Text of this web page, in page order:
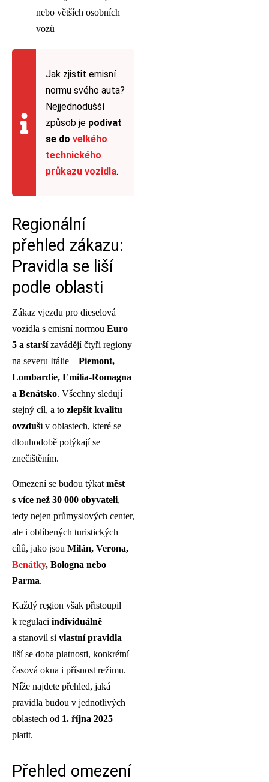
nebo větších osobních
vozů
Jak zjistit emisní
normu svého auta?
Nejjednodušší
způsob je podívat
se do velkého
technického
průkazu vozidla.
Regionální
přehled zákazu:
Pravidla se liší
podle oblasti
Zákaz vjezdu pro dieselová
vozidla s emisní normou Euro
5 a staršízavádějí čtyři regiony
na severu Itálie – Piemont,
Lombardie, Emilia-Romagna
a Benátsko. Všechny sledují
stejný cíl, a to zlepšit kvalitu
ovzdušív oblastech, které se
dlouhodobě potýkají se
znečištěním.
Omezení se budou týkat měst
s více než 30 000 obyvateli,
tedy nejen průmyslových center,
ale i oblíbených turistických
cílů, jako jsou Milán, Verona,
Benátky, Bologna nebo
Parma.
Každý region však přistoupil
k regulaci individuálně
a stanovil si vlastní pravidla –
liší se doba platnosti, konkrétní
časová okna i přísnost režimu.
Níže najdete přehled, jaká
pravidla budou v jednotlivých
oblastech od 1. října 2025
platit.
Přehled omezení